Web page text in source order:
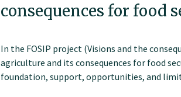
consequences for food
In the FOSIP project (Visions and the
agriculture and its consequences for food
foundation, support, opportunities, and